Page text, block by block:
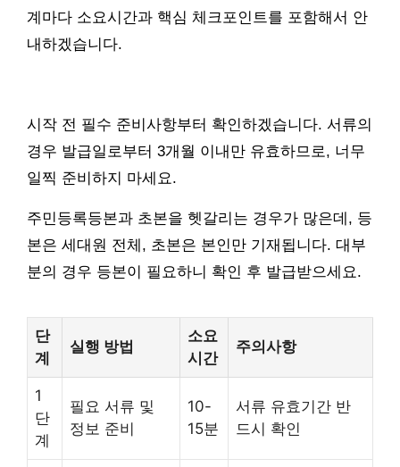
계마다 소요시간과 핵심 체크포인트를 포함해서 안
내하겠습니다.
시작 전 필수 준비사항부터 확인하겠습니다. 서류의
경우 발급일로부터 3개월 이내만 유효하므로, 너무
일찍 준비하지 마세요.
주민등록등본과 초본을 헷갈리는 경우가 많은데, 등
본은 세대원 전체, 초본은 본인만 기재됩니다. 대부
분의 경우 등본이 필요하니 확인 후 발급받으세요.
단
계
실행 방법
소요
시간
주의사항
1
단
계
필요 서류 및
정보 준비
10-
15분
서류 유효기간 반
드시 확인